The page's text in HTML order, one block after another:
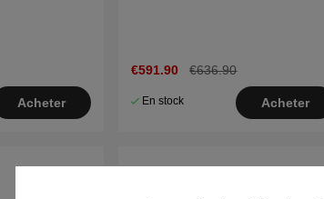
Acheter
€591.90 €636.90
En stock Acheter